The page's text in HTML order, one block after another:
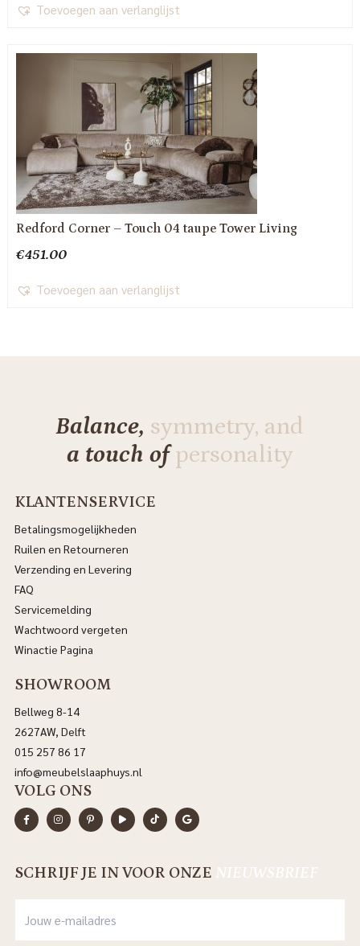
Toevoegen aan verlanglijst
Redford Corner – Touch 04 taupe Tower Living
€451.00
Toevoegen aan verlanglijst
Balance, symmetry, and
a touch ofpersonality
KLANTENSERVICE
Betalingsmogelijkheden
Ruilen en Retourneren
Verzending en Levering
FAQ
Servicemelding
Wachtwoord vergeten
Winactie Pagina
SHOWROOM
Bellweg 8-14
2627AW, Delft
015 257 86 17
info@meubelslaaphuys.nl
VOLG ONS
SCHRIJF JE IN VOOR ONZE NIEUWSBRIEF